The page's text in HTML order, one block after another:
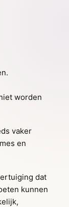
worden
vaker
en
dat
kunnen